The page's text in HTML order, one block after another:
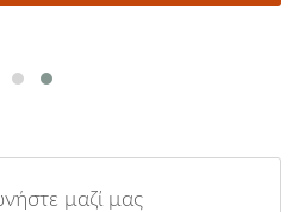
μαζί μας